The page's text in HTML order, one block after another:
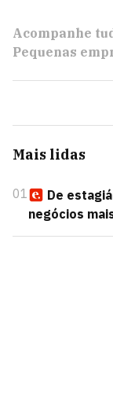
Acompanhe
Pequenas
Mais lidas
01
De
negócios